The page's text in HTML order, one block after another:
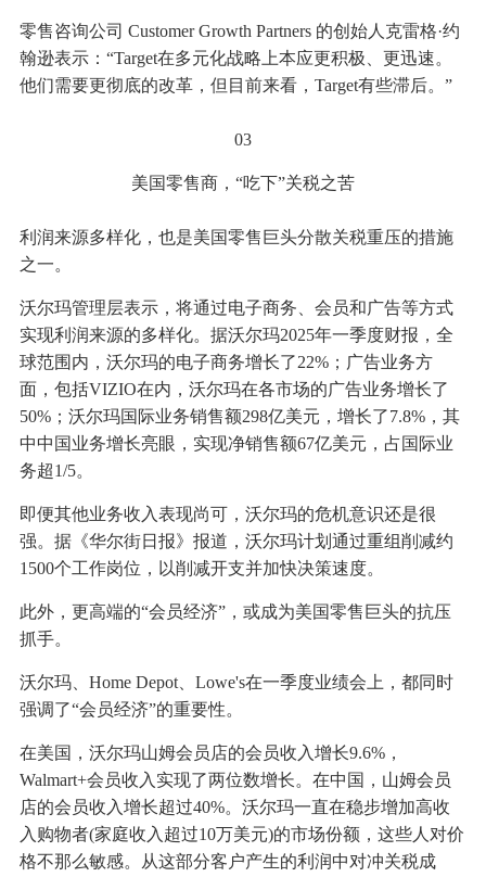
零售咨询公司 Customer Growth Partners 的创始人克雷格·约
翰逊表示：“Target在多元化战略上本应更积极、更迅速。
他们需要更彻底的改革，但目前来看，Target有些滞后。”
03
美国零售商，“吃下”关税之苦
利润来源多样化，也是美国零售巨头分散关税重压的措施
之一。
沃尔玛管理层表示，将通过电子商务、会员和广告等方式
实现利润来源的多样化。据沃尔玛2025年一季度财报，全
球范围内，沃尔玛的电子商务增长了22%；广告业务方
面，包括VIZIO在内，沃尔玛在各市场的广告业务增长了
50%；沃尔玛国际业务销售额298亿美元，增长了7.8%，其
中中国业务增长亮眼，实现净销售额67亿美元，占国际业
务超1/5。
即便其他业务收入表现尚可，沃尔玛的危机意识还是很
强。据《华尔街日报》报道，沃尔玛计划通过重组削减约
1500个工作岗位，以削减开支并加快决策速度。
此外，更高端的“会员经济”，或成为美国零售巨头的抗压
抓手。
沃尔玛、Home Depot、Lowe's在一季度业绩会上，都同时
强调了“会员经济”的重要性。
在美国，沃尔玛山姆会员店的会员收入增长9.6%，
Walmart+会员收入实现了两位数增长。在中国，山姆会员
店的会员收入增长超过40%。沃尔玛一直在稳步增加高收
入购物者(家庭收入超过10万美元)的市场份额，这些人对价
格不那么敏感。从这部分客户产生的利润中对冲关税成